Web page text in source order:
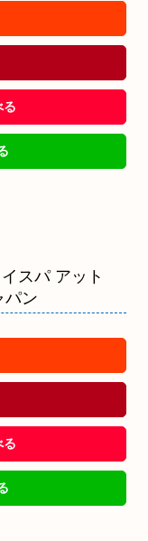
る
スパ アット
パン
る